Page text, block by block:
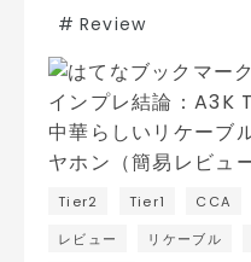
Tier2 Tier1 CCA
レビュー
リケーブル
# Review